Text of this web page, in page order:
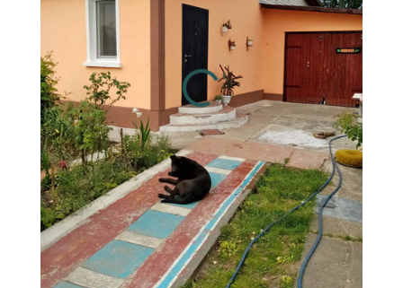
на текущую дату и
для удобства восприятия
цен, в том числе
иностранными гражданами.